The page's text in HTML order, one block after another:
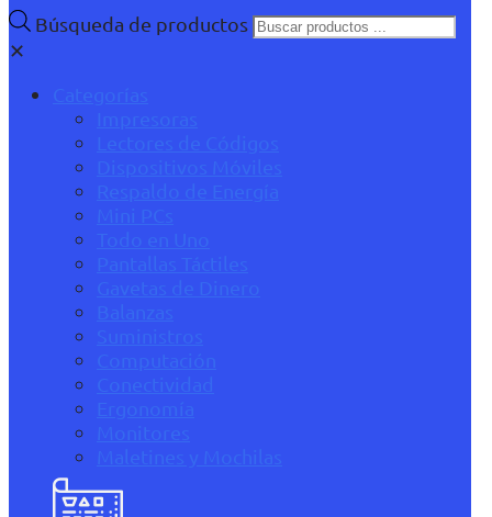
Búsqueda de productos
✕
Categorías
Impresoras
Lectores de Códigos
Dispositivos Móviles
Respaldo de Energía
Mini PCs
Todo en Uno
Pantallas Táctiles
Gavetas de Dinero
Balanzas
Suministros
Computación
Conectividad
Ergonomía
Monitores
Maletines y Mochilas